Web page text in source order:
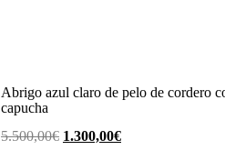
Abrigo azul claro de pelo de cordero
capucha
5.500,00€ El
1.300,00€El